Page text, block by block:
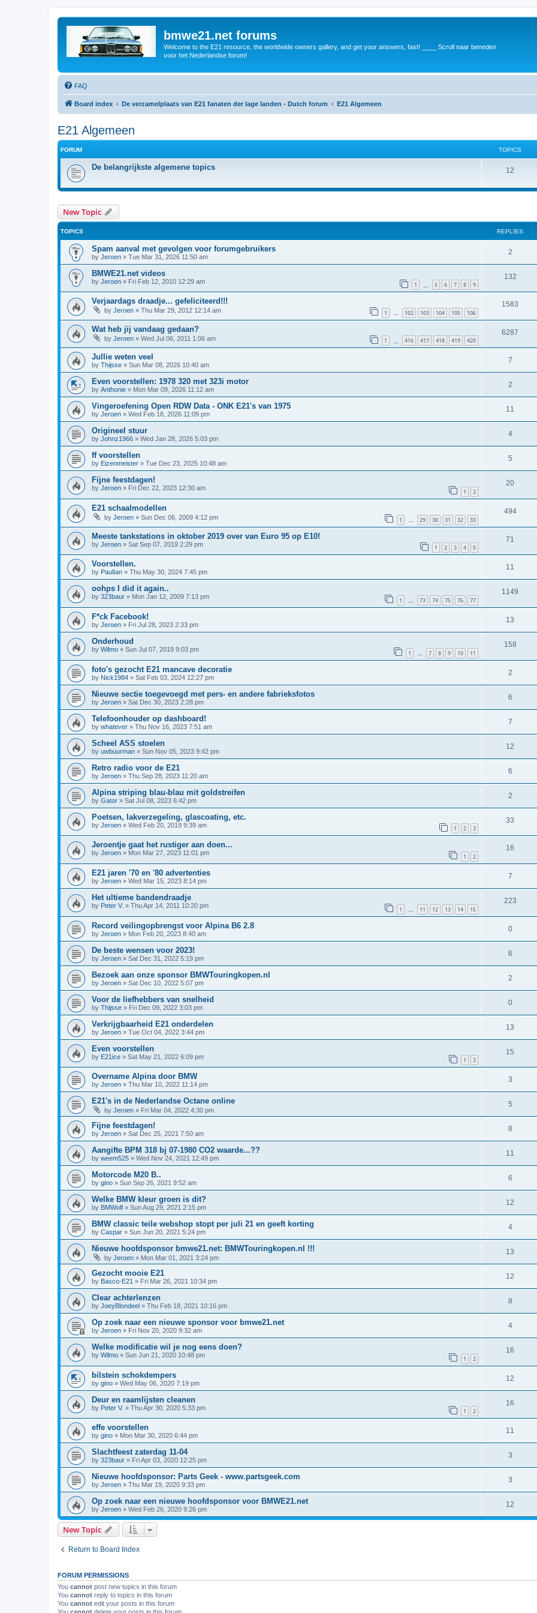
bmwe21.net forums
Welcome to the E21 resource, the worldwide owners gallery, and get your answers, fast! ____ Scroll naar beneden
voor het Nederlandse forum!
FAQ
Board index De verzamelplaats van E21 fanaten der lage landen - Dutch forum E21 Algemeen
E21 Algemeen
FORUM TOPICS
De belangrijkste algemene topics 12
New Topic
TOPICS REPLIES
Spam aanval met gevolgen voor forumgebruikers
by Jeroen » Tue Mar 31, 2026 11:50 am
2
BMWE21.net videos
by Jeroen » Fri Feb 12, 2010 12:29 am 1 5 6 7 8 9
132
Verjaardags draadje... gefeliciteerd!!!
by Jeroen » Thu Mar 29, 2012 12:14 am 1 … 102 103 104 105 106
1583
Wat heb jij vandaag gedaan?
by Jeroen » Wed Jul 06, 2011 1:06 am 1 416 417 418 419 420
6287
Jullie weten veel
by Thijsse » Sun Mar 08, 2026 10:40 am
7
Even voorstellen: 1978 320 met 323i motor
by Anthonie » Mon Mar 09, 2026 11:12 am
2
Vingeroefening Open RDW Data - ONK E21's van 1975
by Jeroen » Wed Feb 18, 2026 11:09 pm
11
Origineel stuur
by Johnz1966 » Wed Jan 28, 2026 5:03 pm
4
ff voorstellen
by Eizenmeister » Tue Dec 23, 2025 10:48 am
5
Fijne feestdagen!
by Jeroen » Fri Dec 22, 2023 12:30 am 1 2
20
E21 schaalmodellen
by Jeroen » Sun Dec 06, 2009 4:12 pm 1 … 29 30 31 32 33
494
Meeste tankstations in oktober 2019 over van Euro 95 op E10!
by Jeroen » Sat Sep 07, 2019 2:29 pm 1 2 3 4 5
71
Voorstellen.
by PaulIan » Thu May 30, 2024 7:45 pm
11
oohps I did it again..
by 323baur » Mon Jan 12, 2009 7:13 pm 1 … 73 74 75 76 77
1149
F*ck Facebook!
by Jeroen » Fri Jul 28, 2023 2:33 pm
13
Onderhoud
by Wilmo » Sun Jul 07, 2019 9:03 pm 1 … 7 8 9 10 11
158
foto's gezocht E21 mancave decoratie
by Nick1984 » Sat Feb 03, 2024 12:27 pm
2
Nieuwe sectie toegevoegd met pers- en andere fabrieksfotos
by Jeroen » Sat Dec 30, 2023 2:28 pm
6
Telefoonhouder op dashboard!
by whatever » Thu Nov 16, 2023 7:51 am
7
Scheel ASS stoelen
by uwbuurman » Sun Nov 05, 2023 9:42 pm
12
Retro radio voor de E21
by Jeroen » Thu Sep 28, 2023 11:20 am
6
Alpina striping blau-blau mit goldstreifen
by Gator » Sat Jul 08, 2023 6:42 pm
2
Poetsen, lakverzegeling, glascoating, etc.
by Jeroen » Wed Feb 20, 2019 9:39 am 1 2 3
33
Jeroentje gaat het rustiger aan doen...
by Jeroen » Mon Mar 27, 2023 11:01 pm 1 2
16
E21 jaren '70 en '80 advertenties
by Jeroen » Wed Mar 15, 2023 8:14 pm
7
Het ultieme bandendraadje
by Peter V. » Thu Apr 14, 2011 10:20 pm 1 … 11 12 13 14 15
223
Record veilingopbrengst voor Alpina B6 2.8
by Jeroen » Mon Feb 20, 2023 8:40 am
0
De beste wensen voor 2023!
by Jeroen » Sat Dec 31, 2022 5:19 pm
6
Bezoek aan onze sponsor BMWTouringkopen.nl
by Jeroen » Sat Dec 10, 2022 5:07 pm
2
Voor de liefhebbers van snelheid
by Thijsse » Fri Dec 09, 2022 3:03 pm
0
Verkrijgbaarheid E21 onderdelen
by Jeroen » Tue Oct 04, 2022 3:44 pm
13
Even voorstellen
by E21ice » Sat May 21, 2022 6:09 pm 1 2
15
Overname Alpina door BMW
by Jeroen » Thu Mar 10, 2022 11:14 pm
3
E21's in de Nederlandse Octane online
by Jeroen » Fri Mar 04, 2022 4:30 pm
5
Fijne feestdagen!
by Jeroen » Sat Dec 25, 2021 7:50 am
8
Aangifte BPM 318 bj 07-1980 CO2 waarde...??
by weem525 » Wed Nov 24, 2021 12:49 pm
11
Motorcode M20 B..
by gino » Sun Sep 26, 2021 9:52 am
6
Welke BMW kleur groen is dit?
by BMWolf » Sun Aug 29, 2021 2:15 pm
12
BMW classic teile webshop stopt per juli 21 en geeft korting
by Caspar » Sun Jun 20, 2021 5:24 pm
4
Nieuwe hoofdsponsor bmwe21.net: BMWTouringkopen.nl !!!
by Jeroen » Mon Mar 01, 2021 3:24 pm
13
Gezocht mooie E21
by Basco-E21 » Fri Mar 26, 2021 10:34 pm
12
Clear achterlenzen
by JoeyBlondeel » Thu Feb 18, 2021 10:16 pm
8
Op zoek naar een nieuwe sponsor voor bmwe21.net
by Jeroen » Fri Nov 20, 2020 9:32 am
4
Welke modificatie wil je nog eens doen?
by Wilmo » Sun Jun 21, 2020 10:48 pm 1 2
16
bilstein schokdempers
by gino » Wed May 06, 2020 7:19 pm
12
Deur en raamlijsten cleanen
by Peter V. » Thu Apr 30, 2020 5:33 pm 1 2
16
effe voorstellen
by gino » Mon Mar 30, 2020 6:44 pm
11
Slachtfeest zaterdag 11-04
by 323baur » Fri Apr 03, 2020 12:25 pm
3
Nieuwe hoofdsponsor: Parts Geek - www.partsgeek.com
by Jeroen » Thu Mar 19, 2020 9:33 pm
3
Op zoek naar een nieuwe hoofdsponsor voor BMWE21.net
by Jeroen » Wed Feb 26, 2020 9:26 pm
12
New Topic
Return to Board Index
FORUM PERMISSIONS
You cannot post new topics in this forum
You cannot reply to topics in this forum
You cannot edit your posts in this forum